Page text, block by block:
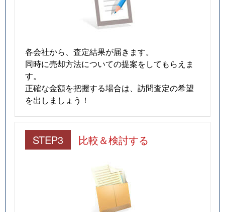
各会社から、査定結果が届きます。
同時に売却方法についての提案をしてもらえま
す。
正確な金額を把握する場合は、訪問査定の希望
を出しましょう！
STEP3 比較＆検討する